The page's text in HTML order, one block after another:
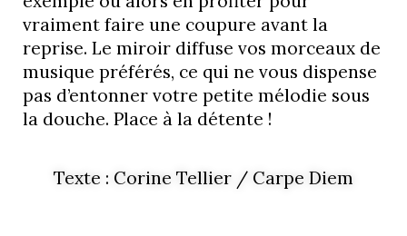
vraiment faire une coupure avant la
reprise. Le miroir diffuse vos morceaux de
musique préférés, ce qui ne vous dispense
pas d’entonner votre petite mélodie sous
la douche. Place à la détente !
Texte : Corine Tellier / Carpe Diem